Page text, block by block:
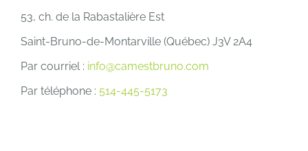
53, ch. de la Rabastalière Est
Saint-Bruno-de-Montarville (Québec) J3V 2A4
Par courriel : info@camestbruno.com
Par téléphone : 514-445-5173